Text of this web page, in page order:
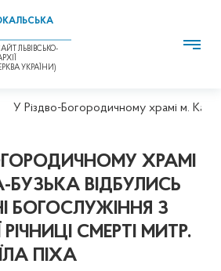
ЛЬВІВСЬКО-
УКРАЇНИ)
У Різдво-Богородичному храмі м.
ХРАМІ
ВІДБУЛИСЬ
БОГОСЛУЖІННЯ З
СМЕРТІ МИТР.
ПІХА